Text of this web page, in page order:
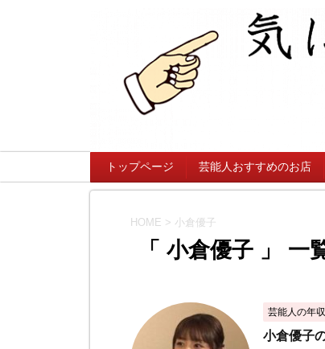
トップページ 芸能人おすすめのお店
HOME > 小倉優子
「 小倉優子 」 一
芸能人の年収
小倉優子